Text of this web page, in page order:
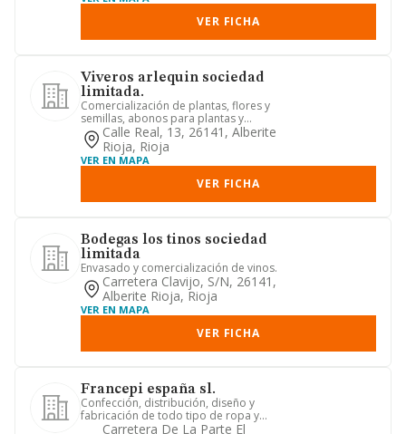
VER FICHA
Viveros arlequin sociedad
limitada.
Comercialización de plantas, flores y
semillas, abonos para plantas y
plaguicidas, así como de obje...
Calle Real, 13, 26141, Alberite
Rioja, Rioja
VER EN MAPA
VER FICHA
Bodegas los tinos sociedad
limitada
Envasado y comercialización de vinos.
Carretera Clavijo, S/n, 26141,
Alberite Rioja, Rioja
VER EN MAPA
VER FICHA
Francepi españa sl.
Confección, distribución, diseño y
fabricación de todo tipo de ropa y
equipamientos para todo tipo ...
Carretera De La Parte El